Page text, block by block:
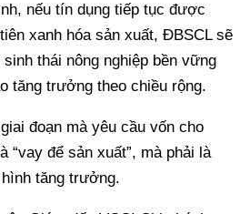
nếu tín dụng tiếp tục được
xanh hóa sản xuất, ĐBSCL sẽ
thái nông nghiệp bền vững
tăng trưởng theo chiều rộng.
đoạn mà yêu cầu vốn cho
“vay để sản xuất”, mà phải là
tăng trưởng.